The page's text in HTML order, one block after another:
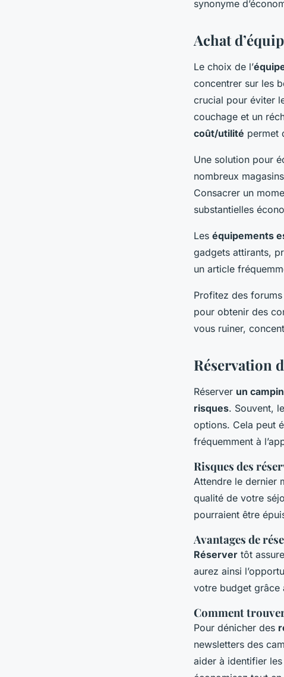
synonyme
Achat
Le choix de l’
concentrer sur les
crucial pour éviter
couchage et un
coût/utilité permet
Une solution pour
nombreux
Consacrer un
substantielles
Les équipements
gadgets attirants,
un article
Profitez des
pour obtenir des
vous ruiner,
Réservation
Réserver un
risques. Souvent,
options. Cela peut
fréquemment à
Risques des
Attendre le dernier
qualité de votre
pourraient être
Avantages de
Réserver tôt
aurez ainsi
votre budget grâce
Comment
Pour dénicher des
newsletters des
aider à identifier